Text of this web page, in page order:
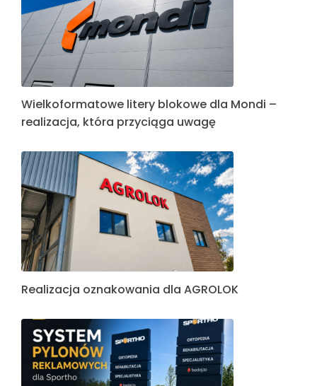
Wielkoformatowe litery blokowe dla Mondi –
realizacja, która przyciąga uwagę
Realizacja oznakowania dla AGROLOK